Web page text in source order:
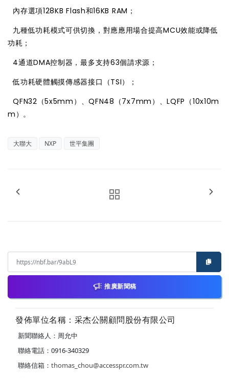
內存選項128KB Flash和16KB RAM；
九種低功耗模式可供切換，對應應用場合提高MCU效能或降低
功耗；
4通道DMA控制器，最多支持63個請求源；
低功耗硬體觸摸傳感器接口（TSI）；
QFN32（5x5mm）、QFN48（7x7mm）、LQFP（10x10m
m）。
大聯大 NXP 世平集團
推廣新聞稿
發佈單位名稱：采杰公關顧問股份有限公司
新聞聯絡人：周允中
聯絡電話：0916-340329
聯絡信箱： thomas_chou@accesspr.com.tw